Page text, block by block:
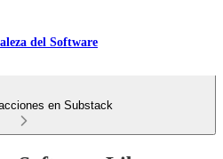
del Software
en Substack